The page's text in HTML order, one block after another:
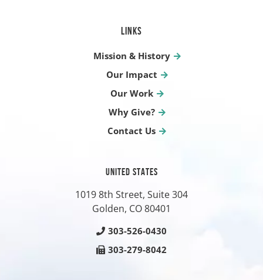
LINKS
Mission & History
Our Impact
Our Work
Why Give?
Contact Us
UNITED STATES
1019 8th Street, Suite 304
Golden, CO80401
303-526-0430
303-279-8042